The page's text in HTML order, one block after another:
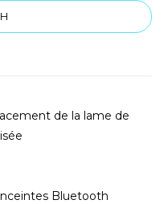
de la lame de
Bluetooth